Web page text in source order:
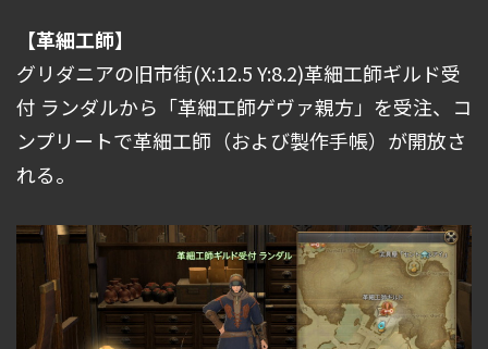
【革細工師】
グリダニアの旧市街(X:12.5 Y:8.2)革細工師ギルド受
付 ランダルから「革細工師ゲヴァ親方」を受注、コ
ンプリートで革細工師（および製作手帳）が開放さ
れる。